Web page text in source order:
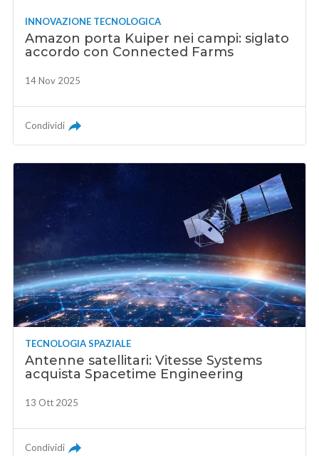
INNOVAZIONE TECNOLOGICA
Amazon porta Kuiper nei campi: siglato
accordo con Connected Farms
14 Nov 2025
Condividi
TECNOLOGIA SPAZIALE
Antenne satellitari: Vitesse Systems
acquista Spacetime Engineering
13 Ott 2025
Condividi